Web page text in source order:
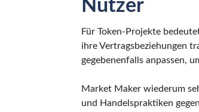
Nutzer
Für Token-Projekte
ihre Vertragsbeziehungen
gegebenenfalls anpassen,
Market Maker wiederum
und Handelspraktiken